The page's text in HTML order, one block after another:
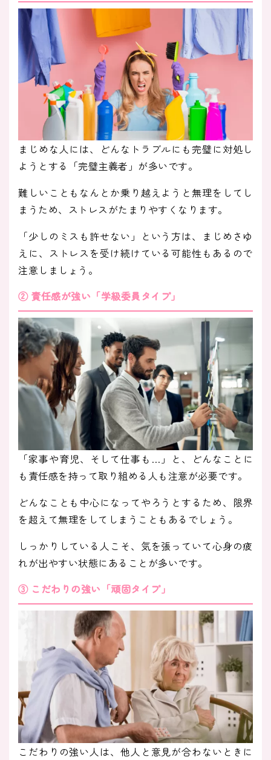
まじめな人には、どんなトラブルにも完璧に対処し
ようとする「完璧主義者」が多いです。
難しいこともなんとか乗り越えようと無理をしてし
まうため、ストレスがたまりやすくなります。
「少しのミスも許せない」という方は、まじめさゆ
えに、ストレスを受け続けている可能性もあるので
注意しましょう。
② 責任感が強い「学級委員タイプ」
「家事や育児、そして仕事も…」と、どんなことに
も責任感を持って取り組める人も注意が必要です。
どんなことも中心になってやろうとするため、限界
を超えて無理をしてしまうこともあるでしょう。
しっかりしている人こそ、気を張っていて心身の疲
れが出やすい状態にあることが多いです。
③ こだわりの強い「頑固タイプ」
こだわりの強い人は、他人と意見が合わないときに